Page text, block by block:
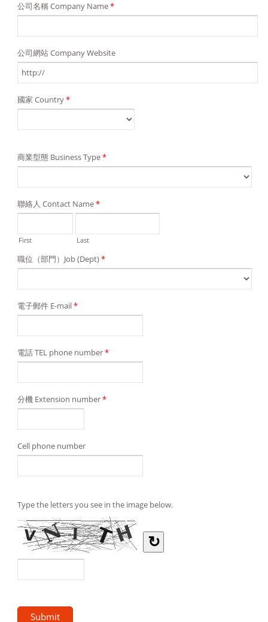
公司名稱 Company Name*
公司網站 Company Website
國家 Country*
商業型態 Business Type*
聯絡人 Contact Name*
First Last
職位（部門）Job (Dept)*
電子郵件 E-mail*
電話 TEL phone number*
分機 Extension number*
Cell phone number
Type the letters you see in the image below.
↻